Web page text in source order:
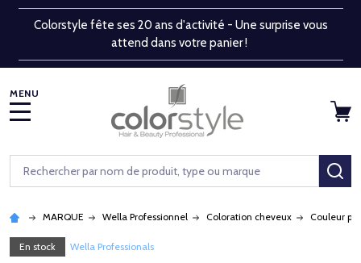
Colorstyle fête ses 20 ans d'activité - Une surprise vous
attend dans votre panier !
Rechercher
MARQUE Wella Professionnel Coloration cheveux Couleur
En stock Wella Professionals